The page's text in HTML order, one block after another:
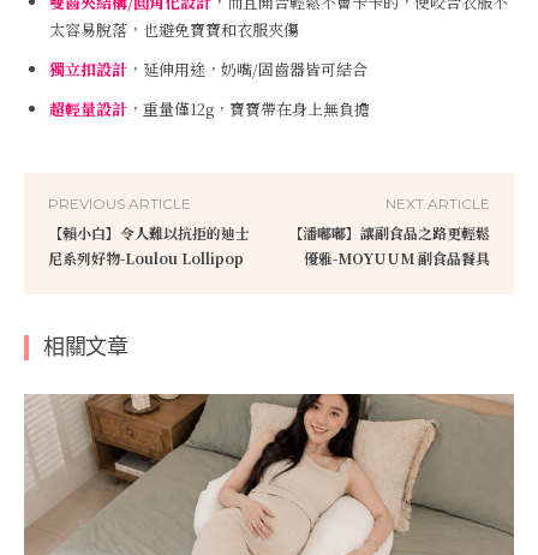
太容易脫落，也避免寶寶和衣服夾傷
獨立扣設計 ，延伸用途，奶嘴/固齒器皆可結合
超輕量設計 ，重量僅12g，寶寶帶在身上無負擔
PREVIOUS ARTICLE
【賴小白】令人難以抗拒的迪士
尼系列好物-Loulou Lollipop
NEXT ARTICLE
【潘嘟嘟】讓副食品之路更輕鬆
優雅-MOYUUM 副食品餐具
相關文章